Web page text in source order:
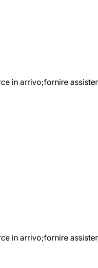
in arrivo;fornire
in arrivo;fornire